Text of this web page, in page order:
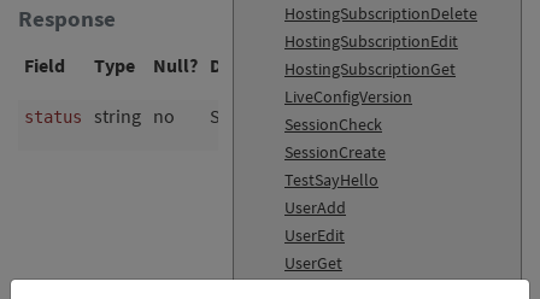
HostingSubscriptionDelete
HostingSubscriptionEdit
HostingSubscriptionGet
LiveConfigVersion
SessionCheck
SessionCreate
TestSayHello
UserAdd
UserEdit
UserGet
Response
Field Type Null? Description
status string no Status („ok“)